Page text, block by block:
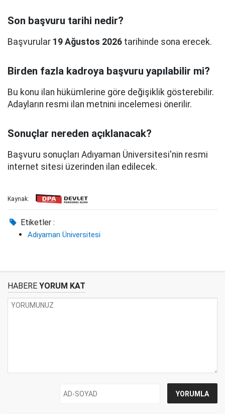
Son başvuru tarihi nedir?
Başvurular 19 Ağustos 2026 tarihinde sona erecek.
Birden fazla kadroya başvuru yapılabilir mi?
Bu konu ilan hükümlerine göre değişiklik gösterebilir.
Adayların resmi ilan metnini incelemesi önerilir.
Sonuçlar nereden açıklanacak?
Başvuru sonuçları Adıyaman Üniversitesi'nin resmi
internet sitesi üzerinden ilan edilecek.
Kaynak:
Etiketler :
Adıyaman Üniversitesi
HABERE YORUM KAT